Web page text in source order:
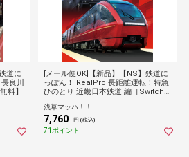
道に
良川
料】
[メール便OK]【新品】【NS】鉄道に
っぽん！ RealPro 長距離運転！特急
ひのとり 近畿日本鉄道 編［Switch
浅草マッハ！！
7,760 円 (税込)
71ポイント